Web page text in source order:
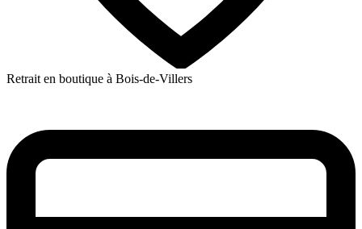
Retrait en boutique à Bois-de-Villers